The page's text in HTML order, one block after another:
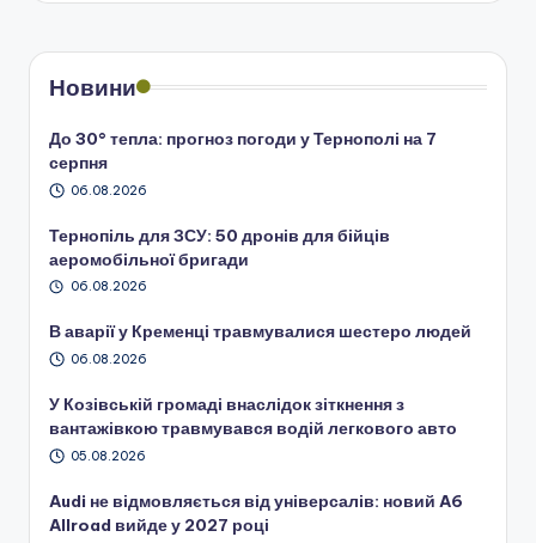
Новини
До 30° тепла: прогноз погоди у Тернополі на 7
серпня
06.08.2026
Тернопіль для ЗСУ: 50 дронів для бійців
аеромобільної бригади
06.08.2026
В аварії у Кременці травмувалися шестеро людей
06.08.2026
У Козівській громаді внаслідок зіткнення з
вантажівкою травмувався водій легкового авто
05.08.2026
Audi не відмовляється від універсалів: новий A6
Allroad вийде у 2027 році